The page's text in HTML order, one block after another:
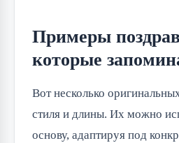
Примеры
которые
Вот несколько
стиля и длины. Их можно
основу, адаптируя под